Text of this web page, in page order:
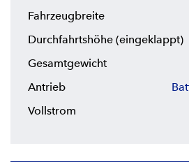
Fahrzeugbreite
Durchfahrtshöhe (eingeklappt)
Gesamtgewicht
Antrieb
Vollstrom